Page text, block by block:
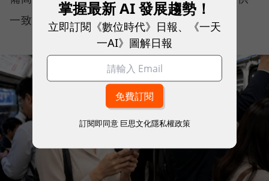
一致且可靠的連線品質。
掌握最新 AI 發展趨勢！
立即訂閱《數位時代》日報、《一天
一AI》圖解日報
訂閱即同意 巨思文化隱私權政策